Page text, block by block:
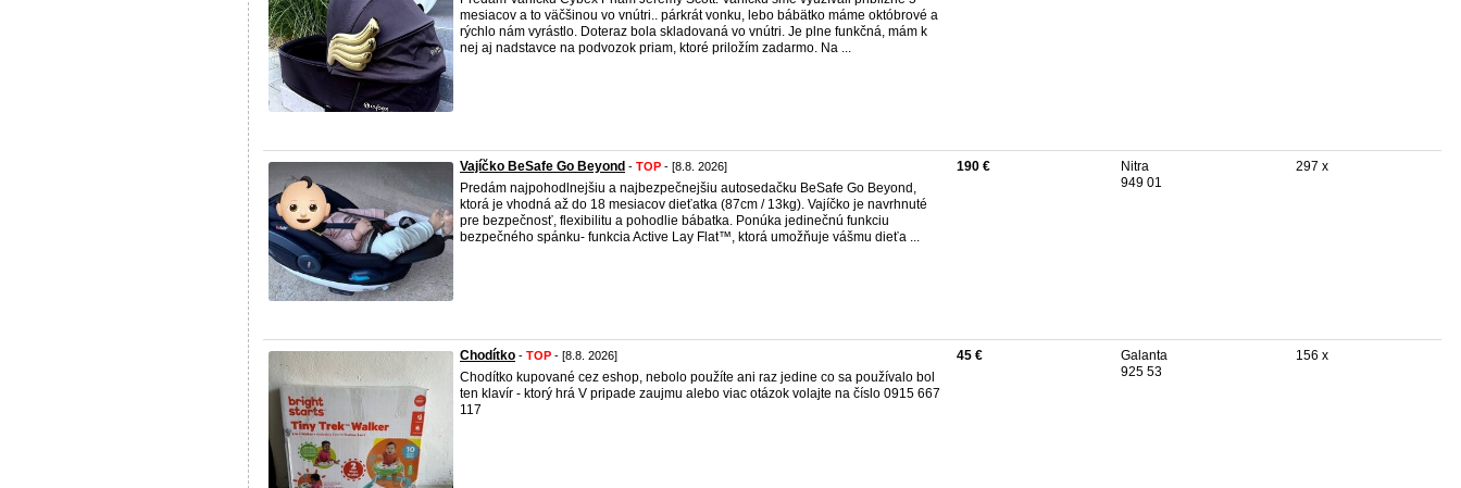
mesiacov a to väčšinou vo vnútri.. párkrát vonku, lebo bábätko máme októbrové a
rýchlo nám vyrástlo. Doteraz bola skladovaná vo vnútri. Je plne funkčná, mám k
nej aj nadstavce na podvozok priam, ktoré priložím zadarmo. Na ...
Vajíčko BeSafe Go Beyond - TOP - [8.8. 2026]
Predám najpohodlnejšiu a najbezpečnejšiu autosedačku BeSafe Go Beyond,
ktorá je vhodná až do 18 mesiacov dieťatka (87cm / 13kg). Vajíčko je navrhnuté
pre bezpečnosť, flexibilitu a pohodlie bábatka. Ponúka jedinečnú funkciu
bezpečného spánku- funkcia Active Lay Flat™, ktorá umožňuje vášmu dieťa ...
190 €
Nitra
949 01
297 x
Chodítko - TOP - [8.8. 2026]
Chodítko kupované cez eshop, nebolo použíte ani raz jedine co sa používalo bol
ten klavír - ktorý hrá V pripade zaujmu alebo viac otázok volajte na číslo 0915 667
117
45 €
Galanta
925 53
156 x